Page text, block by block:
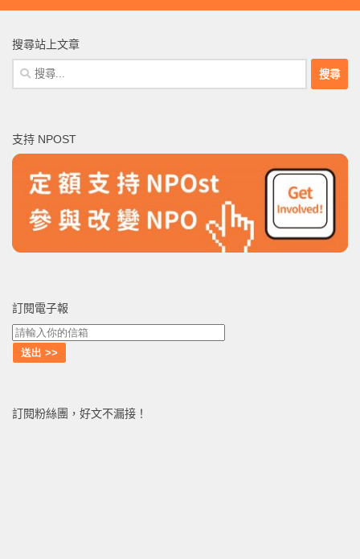
搜尋站上文章
搜
尋
字:
支持 NPOST
訂閱電子報
訂閱粉絲團，好文不漏接！